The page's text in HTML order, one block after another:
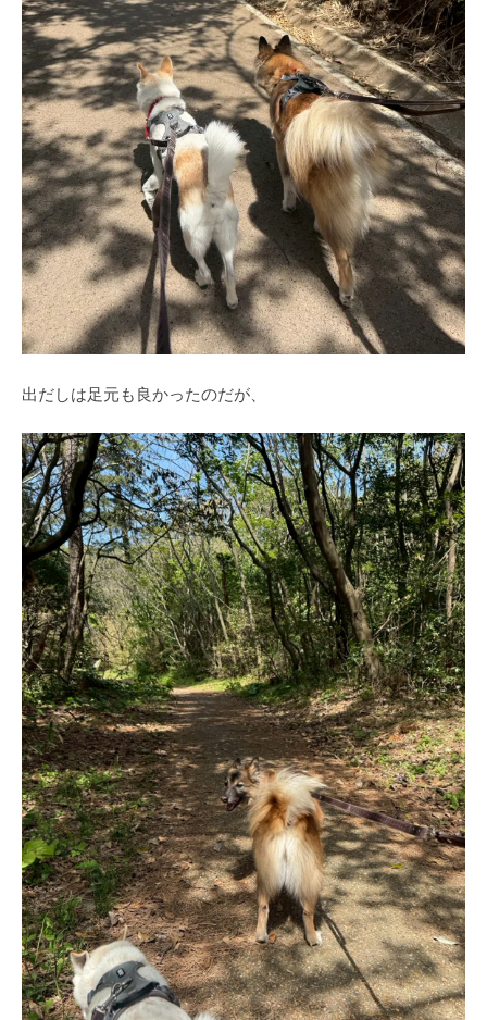
出だしは足元も良かったのだが、